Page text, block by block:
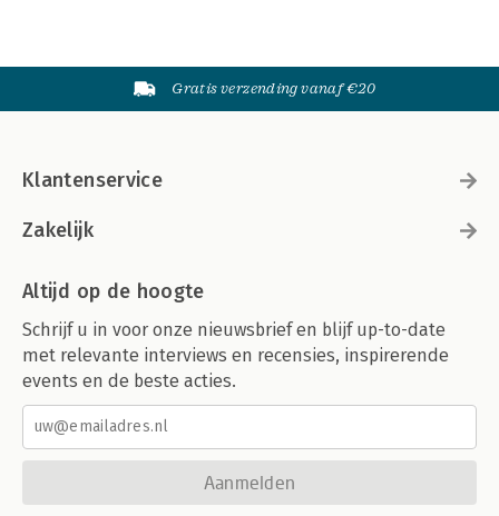
Gratis verzending vanaf €20
Klantenservice
Zakelijk
Altijd op de hoogte
Schrijf u in voor onze nieuwsbrief en blijf up-to-date
met relevante interviews en recensies, inspirerende
events en de beste acties.
Aanmelden